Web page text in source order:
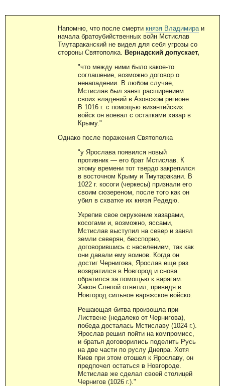
Напомню, что после смерти князя Владимира и
начала братоубийственных войн Мстислав
Тмутараканский не видел для себя угрозы со
стороны Святополка.
Вернадский допускает,
"что между ними было какое-то
соглашение, возможно договор о
ненападении. В любом случае,
Мстислав был занят расширением
своих владений в Азовском регионе.
В 1016 г. с помощью византийских
войск он воевал с остатками хазар в
Крыму."
Однако после поражения Святополка
"у Ярослава появился новый
противник — его брат Мстислав. К
этому времени тот твердо закрепился
в восточном Крыму и Тмутаракани. В
1022 г. косоги (черкесы) признали его
своим сюзереном, после того как он
убил в схватке их князя Редедю.
Укрепив свое окружение хазарами,
косогами и, возможно, яссами,
Мстислав выступил на север и занял
земли северян, бесспорно,
договорившись с населением, так как
они давали ему воинов. Когда он
достиг Чернигова, Ярослав еще раз
возвратился в Новгород и снова
обратился за помощью к варягам.
Хакон Слепой ответил, приведя в
Новгород сильное варяжское войско.
Решающая битва произошла при
Листвене (недалеко от Чернигова),
победа досталась Мстиславу (1024 г.).
Ярослав решил пойти на компромисс,
и братья договорились поделить Русь
на две части по руслу Днепра. Хотя
Киев при этом отошел к Ярославу, он
предпочел остаться в Новгороде.
Мстислав же сделал своей столицей
Чернигов (1026 г.)."